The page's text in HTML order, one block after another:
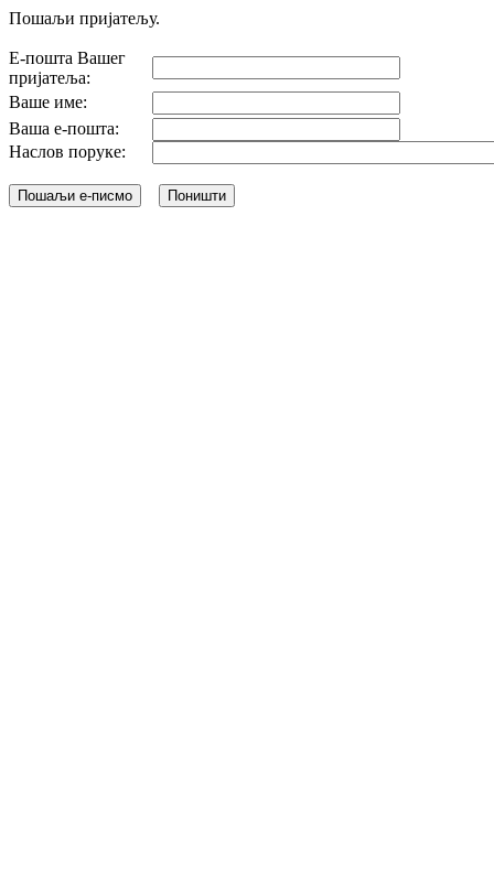
Пошаљи пријатељу.
Е-пошта Вашег
пријатеља:
Ваше име:
Ваша е-пошта:
Наслов поруке: